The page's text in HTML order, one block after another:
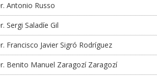
Antonio Russo
Sergi Saladíe Gil
Francisco Javier Sigró Rodríguez
Benito Manuel Zaragozí Zaragozí